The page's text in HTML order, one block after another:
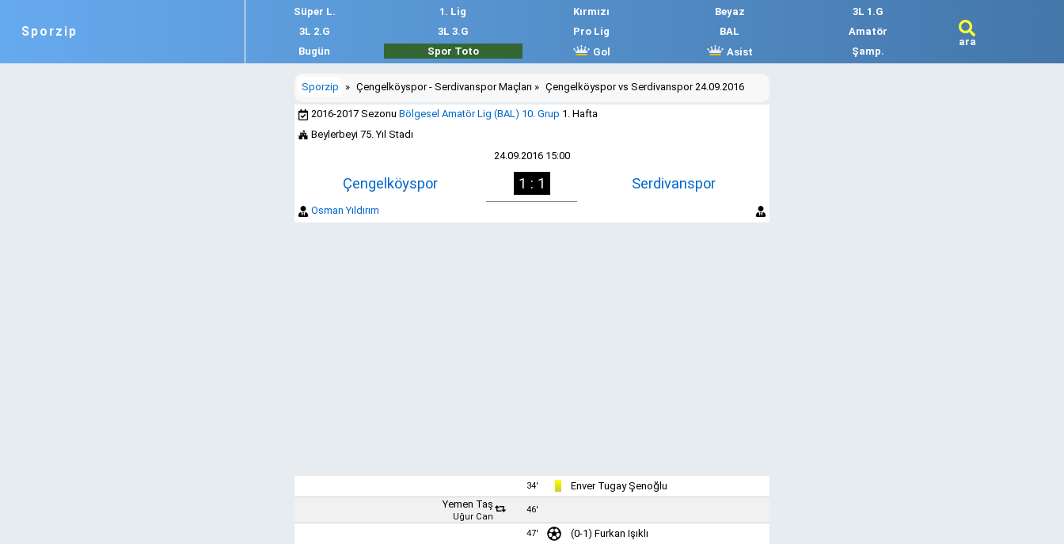
Sporzip
Süper L. 1. Lig Kırmızı Beyaz
3L 1.G
3L 2.G
3L 3.G Pro Lig BAL
Amatör
Bugün
Spor Toto Gol Asist Şamp.
ara
Sporzip » Çengelköyspor - Serdivanspor Maçları » Çengelköyspor vs Serdivanspor 24.09.2016
2016-2017 Sezonu Bölgesel Amatör Lig (BAL) 10. Grup 1. Hafta
Beylerbeyi 75. Yıl Stadı
24.09.2016 15:00
Çengelköyspor 1 : 1 Serdivanspor
Osman Yıldırım
34'
Enver Tugay Şenoğlu
Yemen Taş
Uğur Can
46'
47' (0-1) Furkan Işıklı